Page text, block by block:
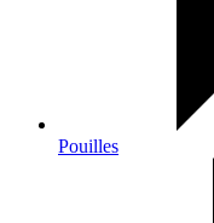
Pouilles